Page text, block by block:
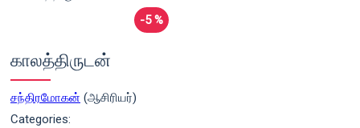
-5 %
காலத்திருடன்
சந்திரமோகன் (ஆசிரியர்)
Categories: